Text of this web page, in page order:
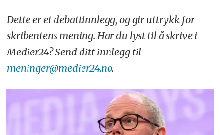
Dette er et debattinnlegg, og gir uttrykk for
skribentens mening. Har du lyst til å skrive i
Medier24? Send ditt innlegg til
meninger@medier24.no.